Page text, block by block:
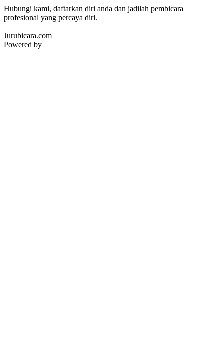
Hubungi kami, daftarkan diri anda dan jadilah pembicara
profesional yang percaya diri.
Jurubicara.com
Powered by